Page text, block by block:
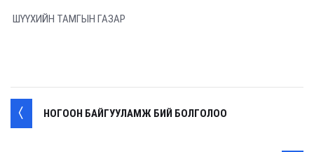
ШҮҮХИЙН ТАМГЫН ГАЗАР
НОГООН БАЙГУУЛАМЖ БИЙ БОЛГОЛОО